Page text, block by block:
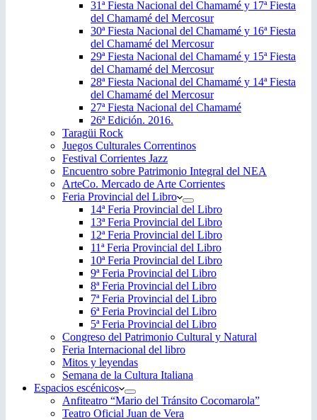
31ª Fiesta Nacional del Chamamé y 17ª Fiesta
del Chamamé del Mercosur
30ª Fiesta Nacional del Chamamé y 16ª Fiesta
del Chamamé del Mercosur
29ª Fiesta Nacional del Chamamé y 15ª Fiesta
del Chamamé del Mercosur
28ª Fiesta Nacional del Chamamé y 14ª Fiesta
del Chamamé del Mercosur
27ª Fiesta Nacional del Chamamé
26ª Edición. 2016.
Taragüi Rock
Juegos Culturales Correntinos
Festival Corrientes Jazz
Encuentro sobre Patrimonio Integral del NEA
ArteCo. Mercado de Arte Corrientes
Feria Provincial del Libro
14ª Feria Provincial del Libro
13ª Feria Provincial del Libro
12ª Feria Provincial del Libro
11ª Feria Provincial del Libro
10ª Feria Provincial del Libro
9ª Feria Provincial del Libro
8ª Feria Provincial del Libro
7ª Feria Provincial del Libro
6ª Feria Provincial del Libro
5ª Feria Provincial del Libro
Congreso del Patrimonio Cultural y Natural
Feria Internacional del libro
Mitos y leyendas
Semana de la Cultura Italiana
Espacios escénicos
Anfiteatro “Mario del Tránsito Cocomarola”
Teatro Oficial Juan de Vera